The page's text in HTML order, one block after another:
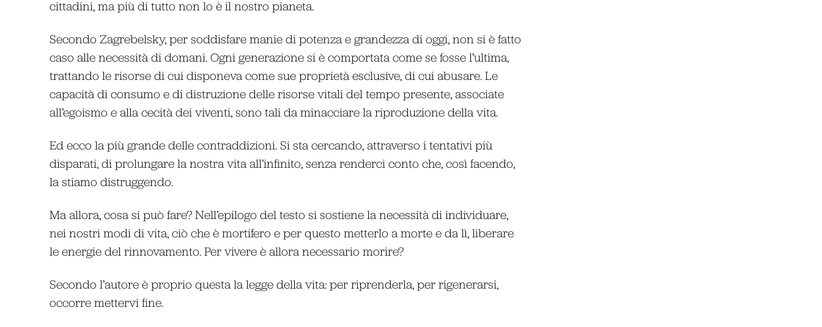
cittadini, ma più di tutto non lo è il nostro pianeta.
Secondo Zagrebelsky, per soddisfare manie di potenza e grandezza di oggi, non si è fatto
caso alle necessità di domani. Ogni generazione si è comportata come se fosse l’ultima,
trattando le risorse di cui disponeva come sue proprietà esclusive, di cui abusare. Le
capacità di consumo e di distruzione delle risorse vitali del tempo presente, associate
all’egoismo e alla cecità dei viventi, sono tali da minacciare la riproduzione della vita.
Ed ecco la più grande delle contraddizioni. Si sta cercando, attraverso i tentativi più
disparati, di prolungare la nostra vita all’infinito, senza renderci conto che, così facendo,
la stiamo distruggendo.
Ma allora, cosa si può fare? Nell’epilogo del testo si sostiene la necessità di individuare,
nei nostri modi di vita, ciò che è mortifero e per questo metterlo a morte e da lì, liberare
le energie del rinnovamento. Per vivere è allora necessario morire?
Secondo l’autore è proprio questa la legge della vita: per riprenderla, per rigenerarsi,
occorre mettervi fine.